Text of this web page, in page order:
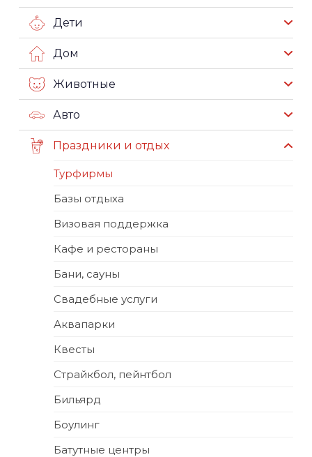
Дети
Дом
Животные
Авто
Праздники и отдых
Турфирмы
Базы отдыха
Визовая поддержка
Кафе и рестораны
Бани, сауны
Свадебные услуги
Аквапарки
Квесты
Страйкбол, пейнтбол
Бильярд
Боулинг
Батутные центры